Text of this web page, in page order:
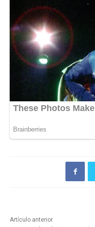
Artículo anterior